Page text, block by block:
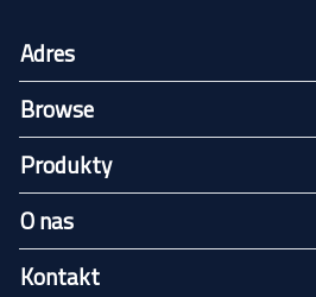
Adres
Browse
Produkty
O nas
Kontakt